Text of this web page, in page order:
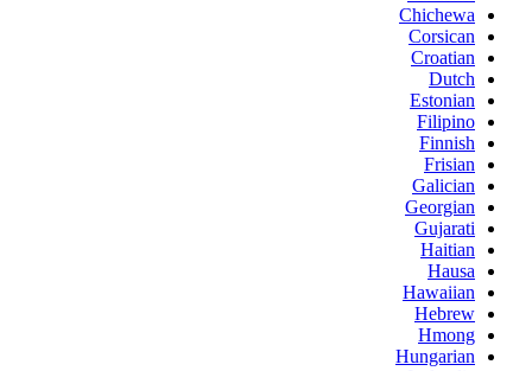
Chichewa
Corsican
Croatian
Dutch
Estonian
Filipino
Finnish
Frisian
Galician
Georgian
Gujarati
Haitian
Hausa
Hawaiian
Hebrew
Hmong
Hungarian